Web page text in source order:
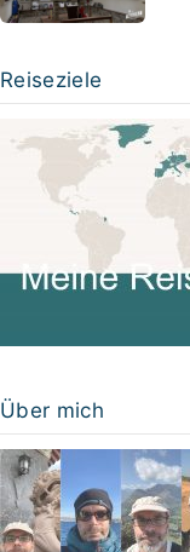
Reiseziele
Über mich